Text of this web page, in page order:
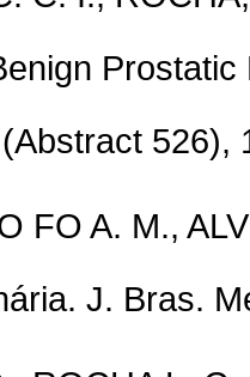
526),
FO A. M.,
J. Bras.